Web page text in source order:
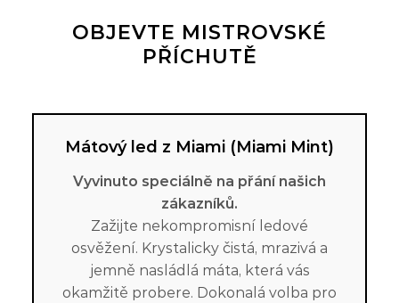
OBJEVTE MISTROVSKÉ
PŘÍCHUTĚ
Mátový led z Miami (Miami Mint)
Vyvinuto speciálně na přání našich
zákazníků.
Zažijte nekompromisní ledové
osvěžení. Krystalicky čistá, mrazivá a
jemně nasládlá máta, která vás
okamžitě probere. Dokonalá volba pro